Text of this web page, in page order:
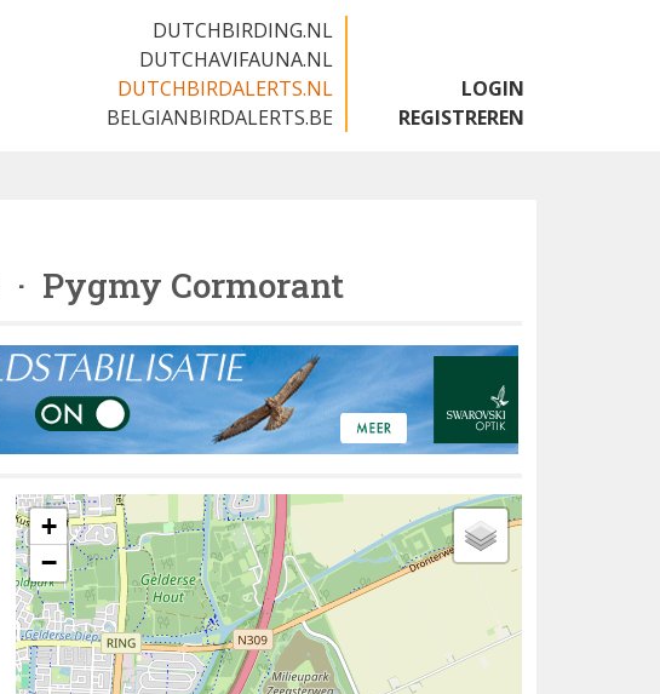
DUTCHBIRDING.NL
DUTCHAVIFAUNA.NL
DUTCHBIRDALERTS.NL
BELGIANBIRDALERTS.BE
LOGIN
REGISTREREN
· Pygmy Cormorant
+
−